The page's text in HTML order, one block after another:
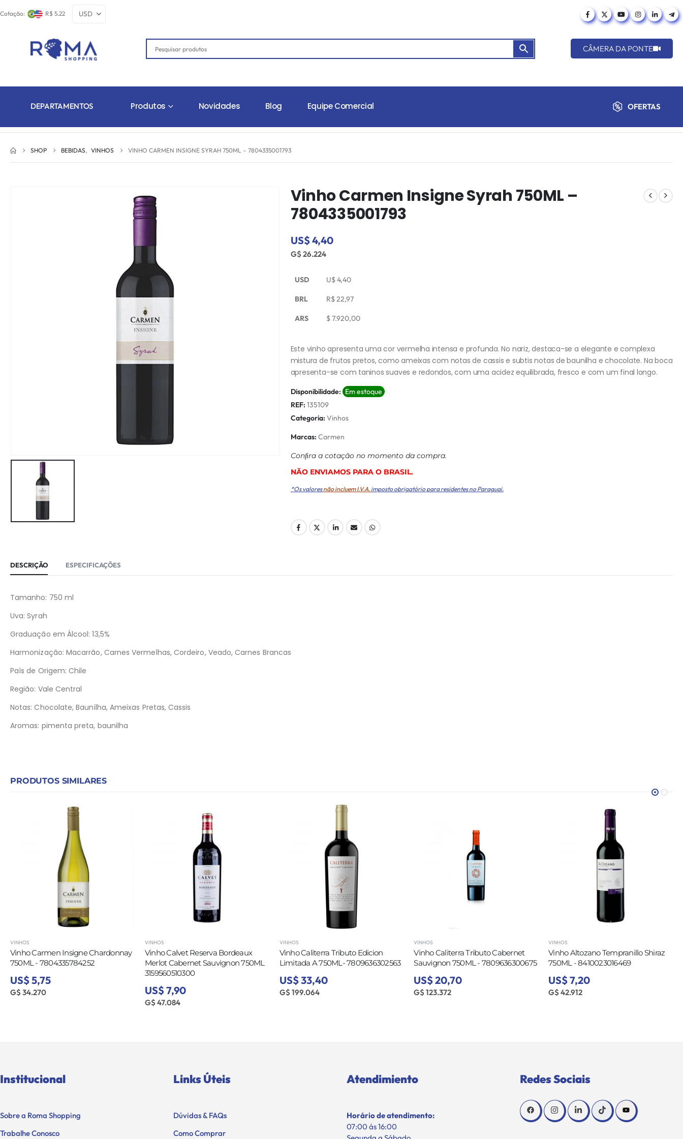
Cotação: R$ 5.22
CÂMERA DA PONTE
DEPARTAMENTOS Produtos Novidades Blog Equipe Comercial OFERTAS
SHOP BEBIDAS, VINHOS VINHO CARMEN INSIGNE SYRAH 750ML – 7804335001793
Vinho Carmen Insigne Syrah 750ML –
7804335001793
US$ 4,40
G$ 26.224
USD U$4,40
BRL R$22,97
ARS $7.920,00
Este vinho apresenta uma cor vermelha intensa e profunda. No nariz, destaca-se a elegante e complexa
mistura de frutos pretos, como ameixas com notas de cassis e subtis notas de baunilha e chocolate. Na boca
apresenta-se com taninos suaves e redondos, com uma acidez equilibrada, fresco e com um final longo.
Disponibilidade: Em estoque
REF: 135109
Categoria: Vinhos
Marcas: Carmen
Conﬁra a cotação no momento da compra.
NÃO ENVIAMOS PARA O BRASIL.
*Os valoresnão incluem I.V.A. imposto obrigatório para residentes no Paraguai.
DESCRIÇÃO ESPECIFICAÇÕES
Tamanho: 750 ml
Uva: Syrah
Graduação em Álcool: 13,5%
Harmonização: Macarrão, Carnes Vermelhas, Cordeiro, Veado, Carnes Brancas
País de Origem: Chile
Região: Vale Central
Notas: Chocolate, Baunilha, Ameixas Pretas, Cassis
Aromas: pimenta preta, baunilha
PRODUTOS SIMILARES
Carmen Insigne Chardonnay
- 7804335784252
5,75
34.270
Vinho Calvet Reserva Bordeaux
Merlot Cabernet Sauvignon 750ML 
3159560510300
US$ 7,90
G$ 47.084
Vinho Caliterra Tributo Edicion
Limitada A 750ML- 7809636302563
US$ 33,40
G$ 199.064
Vinho Caliterra Tributo Cabernet
Sauvignon 750ML - 7809636300675
US$ 20,70
G$ 123.372
Vinho Altozano Tempranillo Shiraz
750ML - 8410023016469
US$ 7,20
G$ 42.912
Institucional
Sobre a Roma Shopping
Trabalhe Conosco
Links Úteis
Dúvidas & FAQs
Como Comprar
Atendimiento
Horário de atendimento:
07:00 ás 16:00
Redes Sociais